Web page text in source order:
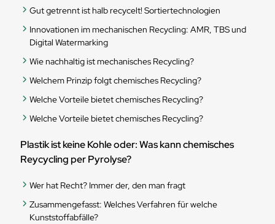
Gut getrennt ist halb recycelt! Sortiertechnologien
Innovationen im mechanischen Recycling: AMR, TBS und
Digital Watermarking
Wie nachhaltig ist mechanisches Recycling?
Welchem Prinzip folgt chemisches Recycling?
Welche Vorteile bietet chemisches Recycling?
Welche Vorteile bietet chemisches Recycling?
Plastik ist keine Kohle oder: Was kann chemisches
Reycycling per Pyrolyse?
Wer hat Recht? Immer der, den man fragt
Zusammengefasst: Welches Verfahren für welche
Kunststoffabfälle?